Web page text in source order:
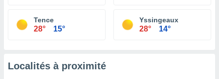
Tence
28° 15°
Yssingeaux
28° 14°
Localités à proximité